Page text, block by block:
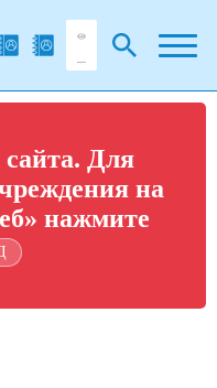
Для
на
нажмите